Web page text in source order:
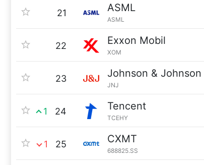
21 ASML
ASML
22 Exxon Mobil
XOM
23 Johnson & Johnson
JNJ
1 24 Tencent
TCEHY
1 25 CXMT
688825.SS